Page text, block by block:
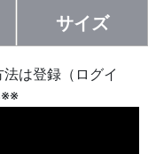
サイズ
は登録（ログイ
※※